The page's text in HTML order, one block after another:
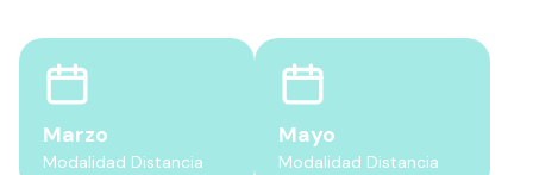
Marzo
Modalidad Distancia
Mayo
Modalidad Distancia